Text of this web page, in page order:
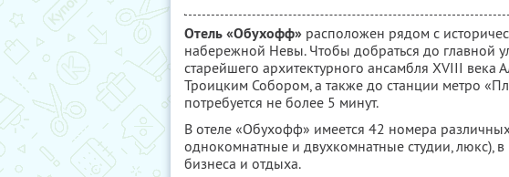
Отель «Обухофф» расположен рядом с
набережной Невы. Чтобы добраться до главной
старейшего архитектурного ансамбля XVIII
Троицким Собором, а также до станции метро
потребуется не более 5 минут.
В отеле «Обухофф» имеется 42 номера
однокомнатные и двухкомнатные студии, люкс),
бизнеса и отдыха.